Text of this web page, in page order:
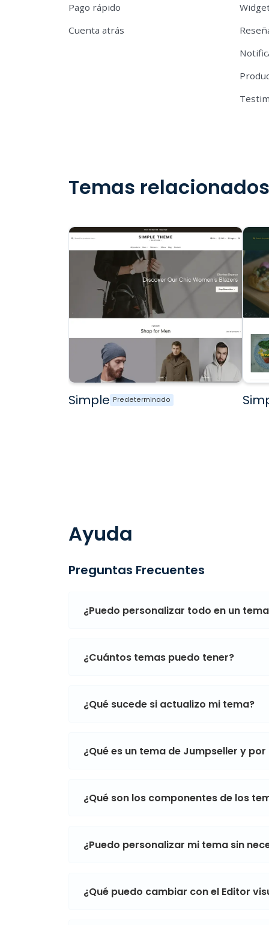
Pago rápido
Cuenta atrás
Temas relacionados
Simple Predeterminado
Ayuda
Preguntas Frecuentes
¿Puedo personalizar todo en un
¿Cuántos temas puedo tener?
¿Qué sucede si actualizo mi tema?
¿Qué es un tema de Jumpseller y
¿Qué son los componentes de los
¿Puedo personalizar mi tema sin
¿Qué puedo cambiar con el Editor